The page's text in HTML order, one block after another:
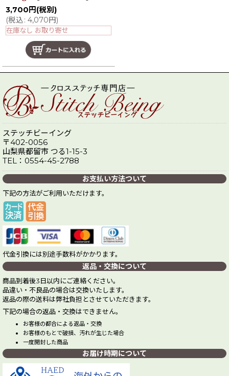
3,700 円 (税別)
(税込: 4,070円)
在庫なし お取り寄せ
ステッチビーイング
〒402-0056
山梨県都留市 つる1-15-3
TEL：0554-45-2788
お支払い方法ついて
下記の方法がご利用いただけます。
代金引換には別途手数料がかかります。
返品・交換について
商品到着後3日以内にご連絡ください。
品違い・不良品の場合は交換いたします。
返品の際の送料は弊社負担とさせていただきます。
下記の場合の返品・交換はできません。
お客様の都合による返品・交換
お客様のもとで破損、汚れが生じた場合
一度開封した商品
お届け時期について